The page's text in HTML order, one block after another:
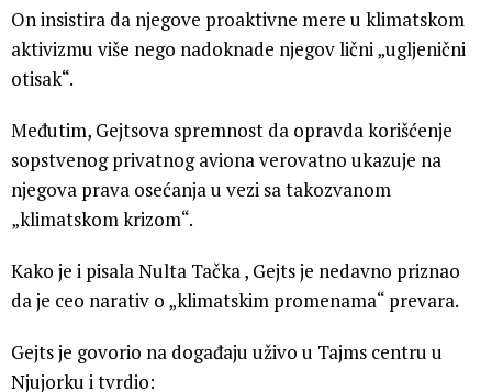
On insistira da njegove proaktivne mere u klimatskom
aktivizmu više nego nadoknade njegov lični „ugljenični
otisak“.
Međutim, Gejtsova spremnost da opravda korišćenje
sopstvenog privatnog aviona verovatno ukazuje na
njegova prava osećanja u vezi sa takozvanom
„klimatskom krizom“.
Kako je i pisala Nulta Tačka , Gejts je nedavno priznao
da je ceo narativ o „klimatskim promenama“ prevara.
Gejts je govorio na događaju uživo u Tajms centru u
Njujorku i tvrdio: